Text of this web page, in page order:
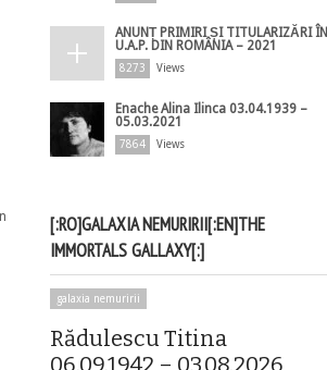
ANUNȚ PRIMIRI ȘI TITULARIZĂRI ÎN
U.A.P. DIN ROMÂNIA – 2021
8273 Views
Enache Alina Ilinca 03.04.1939 –
05.03.2021
7864 Views
[:RO]GALAXIA NEMURIRII[:EN]THE
IMMORTALS GALLAXY[:]
galaxia nemuririi
Rădulescu Titina
06.09.1942 – 03.08.2026